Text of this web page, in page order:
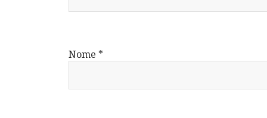
Nome *